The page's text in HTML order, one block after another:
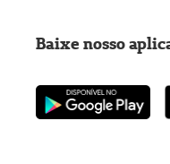
Baixe nosso